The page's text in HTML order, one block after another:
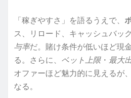
「稼ぎやすさ」を語るうえで、
ス、リロード、キャッシュバッ
与率だ。賭け条件が低いほど現
る。さらに、 ベット上限・ 最大
オファーほど魅力的に見えるが
なる。